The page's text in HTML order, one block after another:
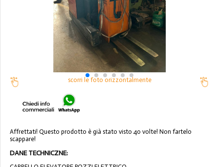
scorri le foto orizzontalmente
Affrettati! Questo prodotto è già stato visto 40 volte! Non fartelo
scappare!
DANE TECHNICZNE: